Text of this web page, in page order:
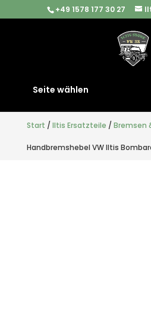
+49 1578 177 30 27
Seite wählen
Start / Iltis Ersatzteile / Bremsen
Handbremshebel VW Iltis